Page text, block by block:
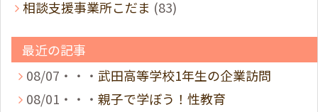
相談支援事業所こだま (83)
最近の記事
08/07・・・ 武田高等学校1年生の企業訪問
08/01・・・ 親子で学ぼう！性教育